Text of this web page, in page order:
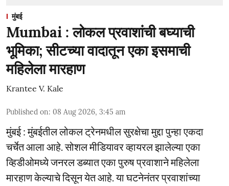
मुंबई
Mumbai : लोकल प्रवाशांची बघ्याची
भूमिका; सीटच्या वादातून एका इसमाची
महिलेला मारहाण
Krantee V. Kale
Published on: 08 Aug 2026, 3:45 am
मुंबई : मुंबईतील लोकल ट्रेनमधील सुरक्षेचा मुद्दा पुन्हा एकदा
चर्चेत आला आहे. सोशल मीडियावर व्हायरल झालेल्या एका
व्हिडीओमध्ये जनरल डब्यात एका पुरुष प्रवाशाने महिलेला
मारहाण केल्याचे दिसून येत आहे. या घटनेनंतर प्रवाशांच्या